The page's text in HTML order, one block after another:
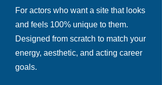
For actors who want a site that looks
and feels 100% unique to them.
Designed from scratch to match your
energy, aesthetic, and acting career
goals.